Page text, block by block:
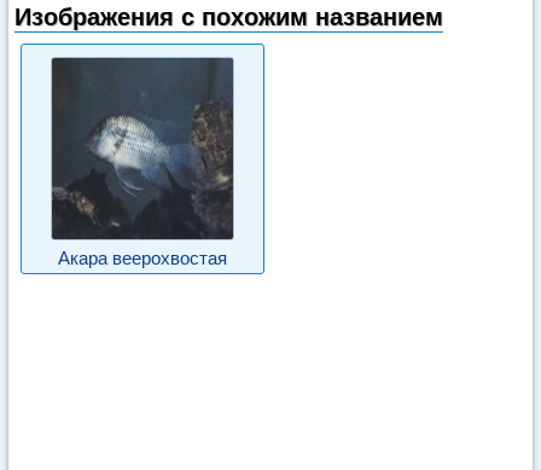
Изображения с похожим названием
Акара веерохвостая